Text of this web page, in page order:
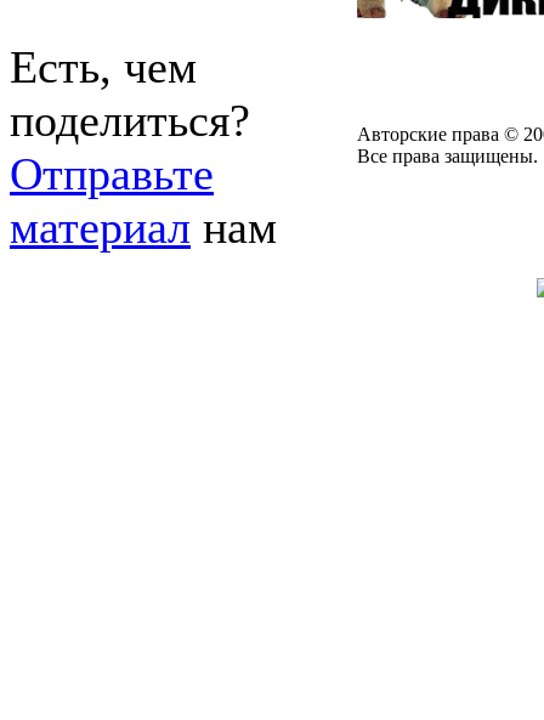
Есть, чем
поделиться?
Отправьте
материал нам
Авторские права ©
Все права защищены.